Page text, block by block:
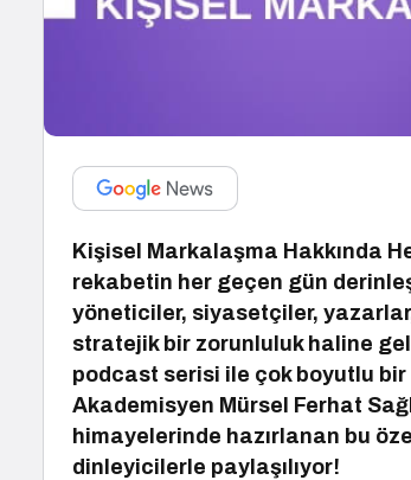
Kişisel Markalaşma Hakkında
rekabetin her geçen gün
yöneticiler, siyasetçiler,
stratejik bir zorunluluk haline
podcast serisi ile çok boyutlu bir
Akademisyen Mürsel Ferhat
himayelerinde hazırlanan bu
dinleyicilerle paylaşılıyor!